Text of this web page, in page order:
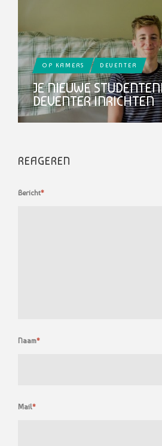
OP KAMERS DEVENTER
JE NIEUWE
DEVENTER INRICHTEN
REAGEREN
Bericht*
Naam*
Mail*